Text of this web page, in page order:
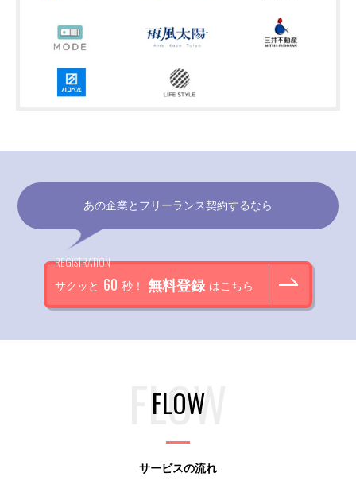
あの企業とフリーランス契約するなら
REGISTRATION
サクッと 60 秒！ 無料登録 はこちら
FLOW
サービスの流れ